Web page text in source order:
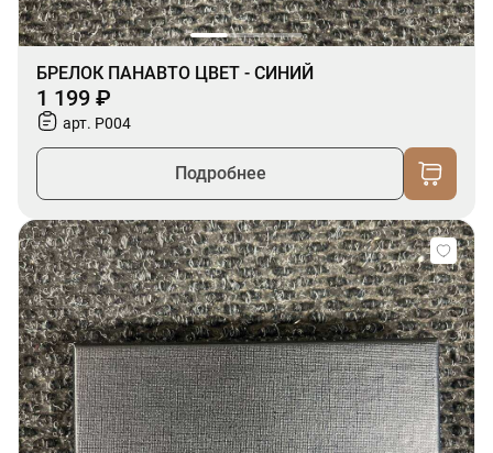
БРЕЛОК ПАНАВТО ЦВЕТ - СИНИЙ
1 199 ₽
арт. P004
Подробнее